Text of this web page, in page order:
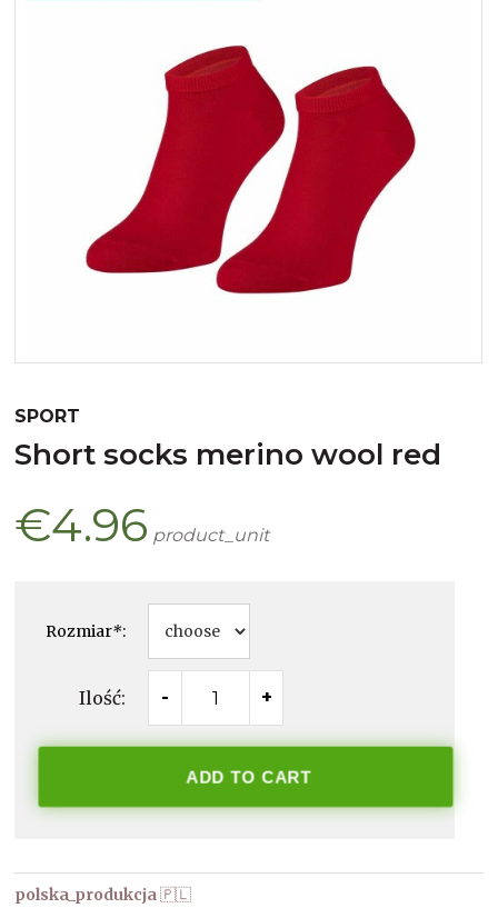
SPORT
short socks merino wool red
€4.96 product_unit
Rozmiar*:
Ilość: - +
ADD TO CART
polska_produkcja🇵🇱